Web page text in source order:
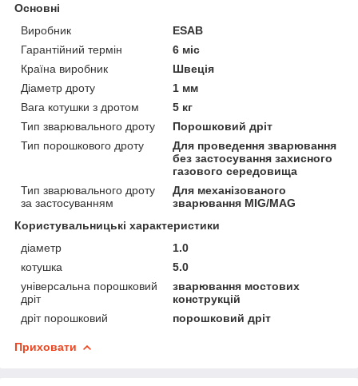
Основні
Виробник
ESAB
Гарантійний термін
6 міс
Країна виробник
Швеція
Діаметр дроту
1 мм
Вага котушки з дротом
5 кг
Тип зварювального дроту
Порошковий дріт
Тип порошкового дроту
Для проведення зварювання
без застосування захисного
газового середовища
Тип зварювального дроту
за застосуванням
Для механізованого
зварювання MIG/MAG
Користувальницькі характеристики
діаметр
1.0
котушка
5.0
універсальна порошковий
дріт
зварювання мостових
конструкцій
дріт порошковий
порошковий дріт
Приховати